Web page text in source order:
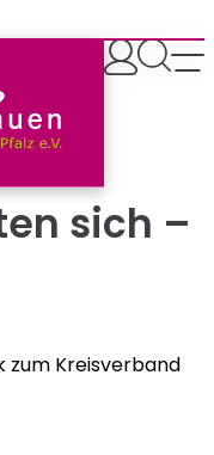
sich –
zum Kreisverband